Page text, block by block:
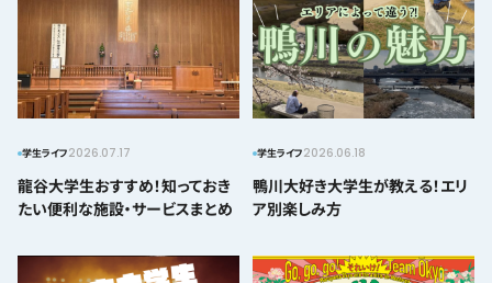
学生ライフ2026.07.17
龍谷大学生おすすめ！知っておき
たい便利な施設・サービスまとめ
学生ライフ2026.06.18
鴨川大好き大学生が教える！エリ
ア別楽しみ方